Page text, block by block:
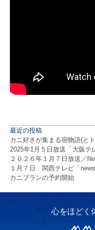
最近の投稿
カニ好きが集まる宿物語(と
2025年1月５日放送「大阪テ
２０２６年１月７日放送／
１月７日 関西テレビ「
カニプランの予約開始